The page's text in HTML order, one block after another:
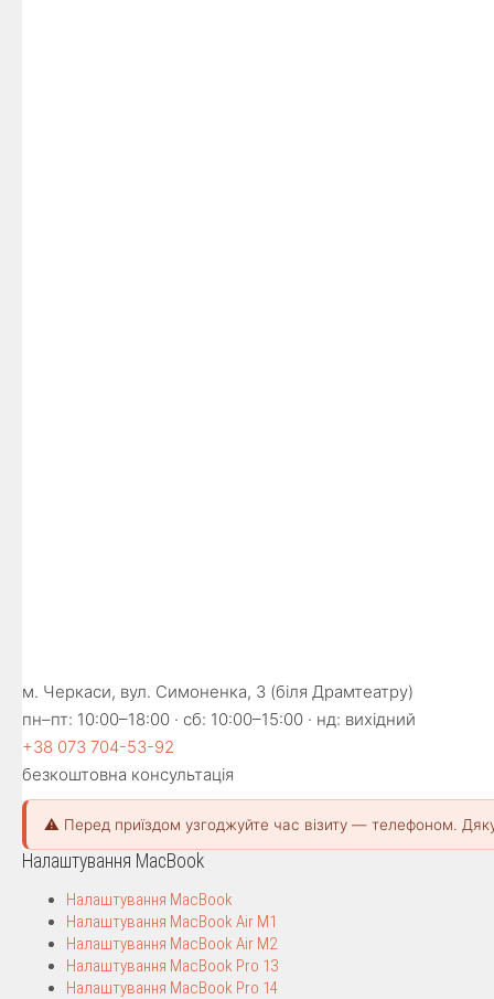
м. Черкаси, вул. Симоненка, 3 (біля Драмтеатру)
пн–пт: 10:00–18:00 · сб: 10:00–15:00 · нд: вихідний
+38 073 704-53-92
безкоштовна консультація
⚠️ Перед приїздом узгоджуйте час візиту — телефоном.
Налаштування MacBook
Налаштування MacBook
Налаштування MacBook Air M1
Налаштування MacBook Air M2
Налаштування MacBook Pro 13
Налаштування MacBook Pro 14